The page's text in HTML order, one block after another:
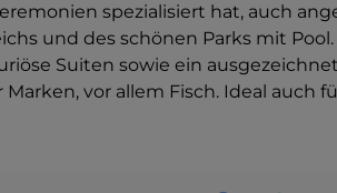
spezialisiert hat, auch
und des schönen Parks mit
Suiten sowie ein
vor allem Fisch. Ideal auch